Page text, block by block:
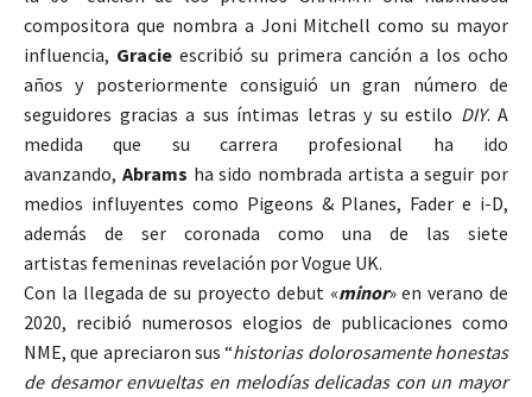
compositora que nombra a Joni Mitchell como su mayor
influencia, Gracieescribió su primera canción a los ocho
años y posteriormente consiguió un gran número de
seguidores gracias a sus íntimas letras y su estilo DIY. A
medida que su carrera profesional ha ido
avanzando, Abrams ha sido nombrada artista a seguir por
medios influyentes como Pigeons & Planes, Fader e i-D,
además de ser coronada como una de las siete
artistas femeninas revelación por Vogue UK.
Con la llegada de su proyecto debut «minor» en verano de
2020, recibió numerosos elogios de publicaciones como
NME, que apreciaron sus “historias dolorosamente honestas
de desamor envueltas en melodías delicadas con un mayor